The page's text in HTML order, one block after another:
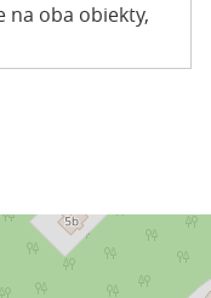
na oba obiekty,